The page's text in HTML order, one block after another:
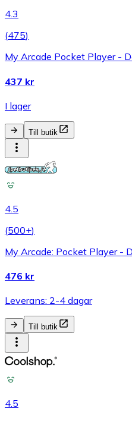
4.3
(475)
My Arcade Pocket Player -
437 kr
I lager
Till butik
4.5
(500+)
My Arcade: Pocket Player -
476 kr
Leverans: 2-4 dagar
Till butik
4.5